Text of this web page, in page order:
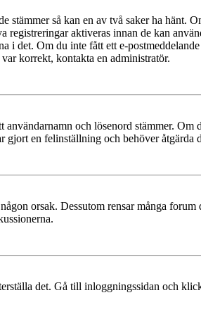
så kan en av två saker ha hänt.
aktiveras innan de kan
det. Om du inte fått ett e-
korrekt, kontakta en administratör.
och lösenord stämmer. Om
gjort en felinställning och behöver åtgärda
orsak. Dessutom rensar många
det. Gå till inloggningssidan och